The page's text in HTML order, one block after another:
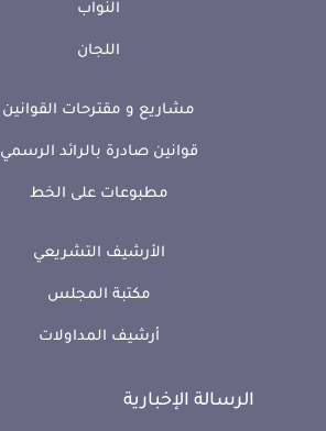
النواب
اللجان
مشاريع و مقترحات القوانين
قوانين صادرة بالرائد الرسمي
مطبوعات على الخط
الأرشيف التشريعي
مكتبة المجلس
أرشيف المداولات
الرسالة الإخبارية